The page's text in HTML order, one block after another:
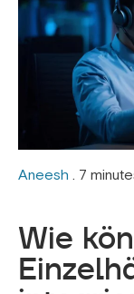
Aneesh . 7
Wie